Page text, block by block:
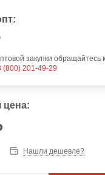
закупки обращайтесь
(800) 201-49-29
цена:
Нашли дешевле?